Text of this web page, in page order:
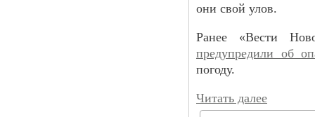
они свой улов.
Ранее «Вести
предупредили об
погоду.
Читать далее